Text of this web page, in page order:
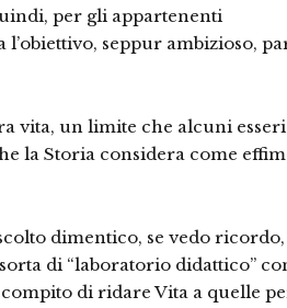
per gli appartenenti
l’obiettivo, seppur ambizioso,
vita, un limite che alcuni esseri
la Storia considera come
dimentico, se vedo ricordo,
di “laboratorio didattico”
di ridare Vita a quelle